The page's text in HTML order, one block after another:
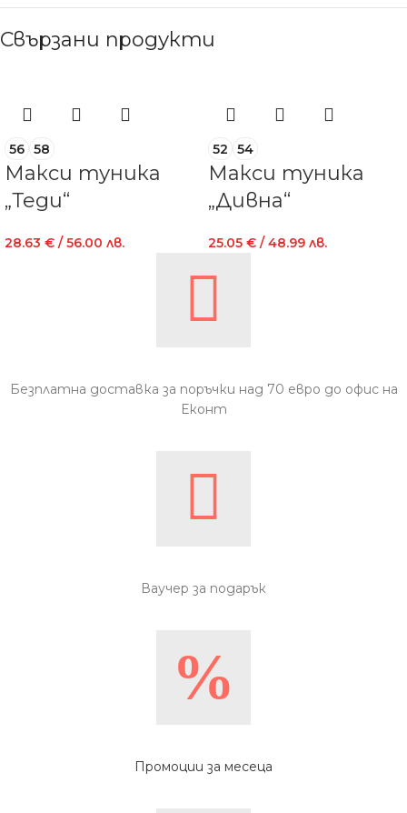
Свързани продукти
56 58
Макси туника
„Теди“
28.63 € / 56.00 лв.
52 54
Макси туника
„Дивна“
25.05 € / 48.99 лв.
Безплатна доставка за поръчки над 70 евро до офис на
Еконт
Ваучер за подарък
Промоции за месеца